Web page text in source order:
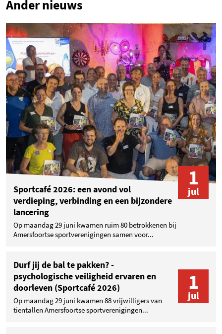
Ander nieuws
Sportcafé 2026: een avond vol
verdieping, verbinding en een bijzondere
lancering
Op maandag 29 juni kwamen ruim 80 betrokkenen bij
Amersfoortse sportverenigingen samen voor...
1
jul
Durf jij de bal te pakken? -
psychologische veiligheid ervaren en
doorleven (Sportcafé 2026)
Op maandag 29 juni kwamen 88 vrijwilligers van
tientallen Amersfoortse sportverenigingen...
1
jul